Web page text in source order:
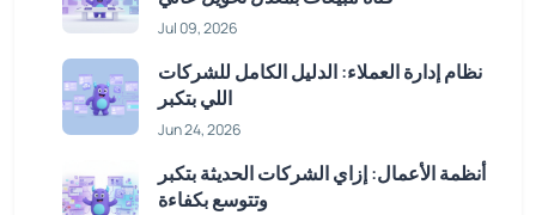
Jul 09, 2026
نظام إدارة العملاء: الدليل الكامل للشركات
اللي بتكبر
Jun 24, 2026
أنظمة الأعمال: إزاي الشركات الحديثة بتكبر
وتتوسع بكفاءة